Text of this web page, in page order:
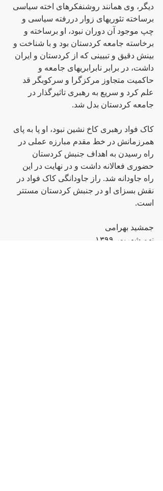
دیگر، وی همانند روشنفکرهای اخته سیاسی
برساخته تئوریهای زوار دررفته سیاسی و
چپ موجود آن دوران نبود، او برساخته و
برخاسته جامعه‌ کردستان بود و با شناخت و
بینش دقیق و تبیینی که از کردستان و ایران
داشت، در برابر نابرابریهای جامعه و
حاکمیت متجاوز مرکزگرا و سرکوبگر قد
علم کرد و سریع به رهبری تاثیرگذار در
جامعه کردستان بدل شد.
کاک فواد رهبری کاخ نشین نبود، او پا به پای
همرزمانش در خط مقدم مبارزه عملی در
راه رسیدن به اهداف جنبش کردستان
حضوری فعالانه داشت و در نهایت در این
راه جاودانه شد. راز جاودانگی کاک فواد در
نقش بسزای او در جنبش کردستان مستتر
است.
جمشید بهرامی
نهم شهریور ۱۳۹۹